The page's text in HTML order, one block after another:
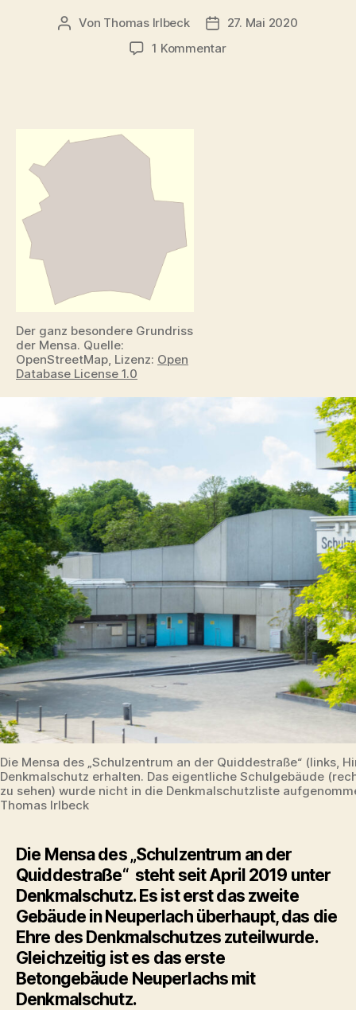
Beitragsautor
Von Thomas Irlbeck Veröffentlichungsdatum
27. Mai 2020
1 Kommentarzu
Der ganz besondere Grundriss
der Mensa. Quelle:
OpenStreetMap, Lizenz: Open
Database License 1.0
Die Mensa des „Schulzentrum an der Quiddestraße“ (links,
Denkmalschutz erhalten. Das eigentliche Schulgebäude
zu sehen) wurde nicht in die Denkmalschutzliste
Thomas Irlbeck
Die Mensa des „Schulzentrum an der
Quiddestraße“ steht seit April 2019 unter
Denkmalschutz. Es ist erst das zweite
Gebäude in Neuperlach überhaupt, das die
Ehre des Denkmalschutzes zuteilwurde.
Gleichzeitig ist es das erste
Betongebäude Neuperlachs mit
Denkmalschutz.